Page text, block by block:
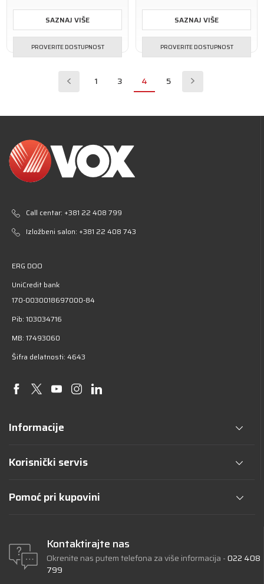
SAZNAJ VIŠE
PROVERITE DOSTUPNOST
SAZNAJ VIŠE
PROVERITE DOSTUPNOST
1 3 4 5
Call centar: +381 22 408 799
Izložbeni salon: +381 22 408 743
ERG DOO
UniCredit bank
170-0030018697000-84
Pib: 103034716
MB: 17493060
Šifra delatnosti: 4643
Informacije
Korisnički servis
Pomoć pri kupovini
Kontaktirajte nas
Okrenite nas putem telefona za više informacija -022 408
799